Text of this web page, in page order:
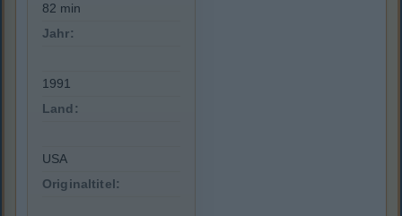
82 min
Jahr:
1991
Land:
USA
Originaltitel: